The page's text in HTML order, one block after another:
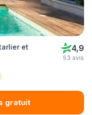
et
4,9
53 avis
gratuit